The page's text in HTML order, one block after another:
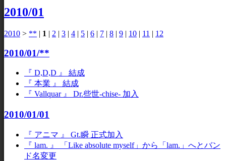
2010/01
2010 > ** | 1 | 2 | 3 | 4 | 5 | 6 | 7 | 8 | 9 | 10 | 11 | 12
2010/01/**
『 D,D,D 』 結成
『 本業 』 結成
『 Vallquar 』 Dr.些世-chise- 加入
2010/01/01
『 アニマ 』 Gt.瞬 正式加入
『 lam. 』 「Like absolute myself」から「lam.」へとバン
ド名変更